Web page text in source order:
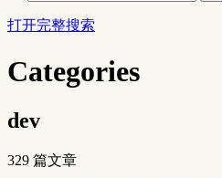
打开完整搜索
Categories
dev
329 篇文章